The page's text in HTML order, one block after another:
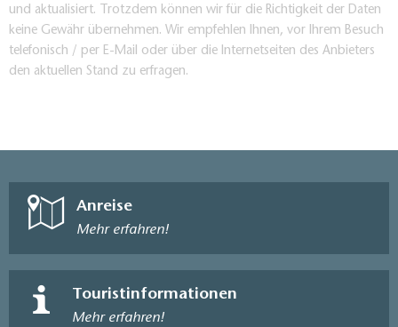
und aktualisiert. Trotzdem können wir für die Richtigkeit der Daten
keine Gewähr übernehmen. Wir empfehlen Ihnen, vor Ihrem Besuch
telefonisch / per E-Mail oder über die Internetseiten des Anbieters
den aktuellen Stand zu erfragen.
Anreise
Mehr erfahren!
Touristinformationen
Mehr erfahren!